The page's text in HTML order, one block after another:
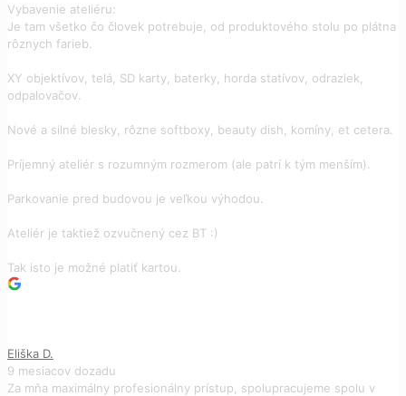
Vybavenie ateliéru:
Je tam všetko čo človek potrebuje, od produktového stolu po plátna
rôznych farieb.
XY objektívov, telá, SD karty, baterky, horda statívov, odraziek,
odpalovačov.
Nové a silné blesky, rôzne softboxy, beauty dish, komíny, et cetera.
Príjemný ateliér s rozumným rozmerom (ale patrí k tým menším).
Parkovanie pred budovou je veľkou výhodou.
Ateliér je taktiež ozvučnený cez BT :)
Tak isto je možné platiť kartou.
Eliška D.
9 mesiacov dozadu
Za mňa maximálny profesionálny prístup, spolupracujeme spolu v